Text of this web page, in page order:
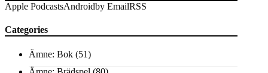
Apple PodcastsAndroidby EmailRSS
Categories
Ämne: Bok (51)